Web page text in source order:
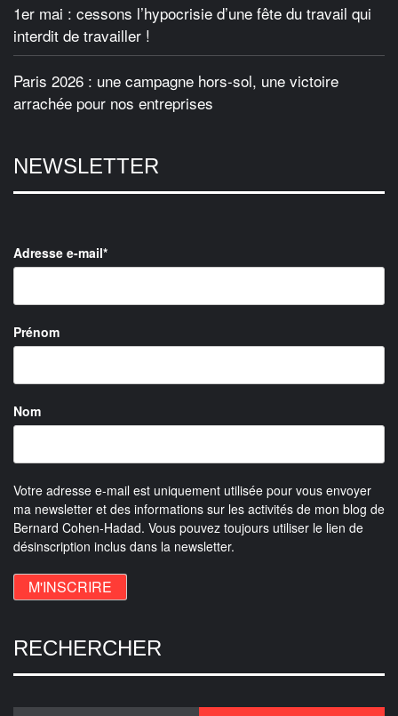
1er mai : cessons l’hypocrisie d’une fête du travail qui
interdit de travailler !
Paris 2026 : une campagne hors-sol, une victoire
arrachée pour nos entreprises
NEWSLETTER
Adresse e-mail*
Prénom
Nom
Votre adresse e-mail est uniquement utilisée pour vous envoyer
ma newsletter et des informations sur les activités de mon blog de
Bernard Cohen-Hadad. Vous pouvez toujours utiliser le lien de
désinscription inclus dans la newsletter.
RECHERCHER